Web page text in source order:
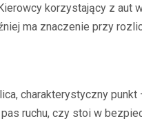
korzystający z aut
ma znaczenie przy
charakterystyczny
ruchu, czy stoi w